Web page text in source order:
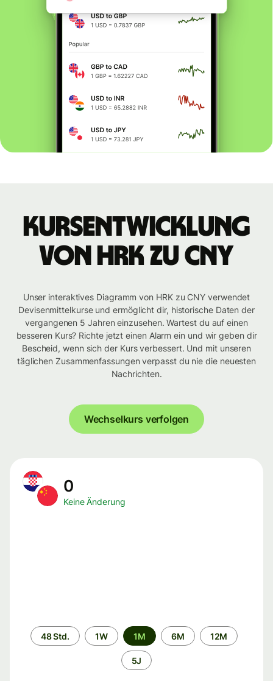
Kursentwicklung
von HRK zu CNY
Unser interaktives Diagramm von HRK zu CNY verwendet
Devisenmittelkurse und ermöglicht dir, historische Daten der
vergangenen 5 Jahren einzusehen. Wartest du auf einen
besseren Kurs? Richte jetzt einen Alarm ein und wir geben dir
Bescheid, wenn sich der Kurs verbessert. Und mit unseren
täglichen Zusammenfassungen verpasst du nie die neuesten
Nachrichten.
Wechselkurs verfolgen
0
Keine Änderung
Zeitraum
48 Std. 1W 1M 6M 12M
5J